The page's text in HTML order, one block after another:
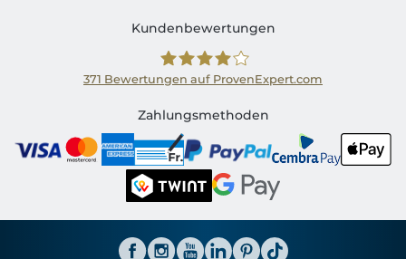
Kundenbewertungen
Shirtinator CH
371 Bewertungen auf ProvenExpert.com
Zahlungsmethoden